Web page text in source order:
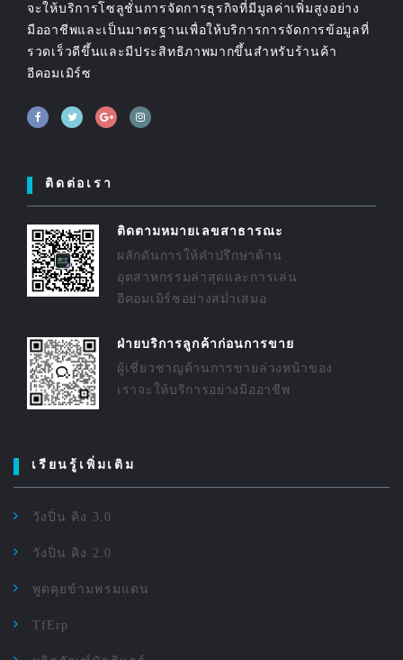
จะให้บริการโซลูชั่นการจัดการธุรกิจที่มีมูลค่าเพิ่มสูงอย่าง
มืออาชีพและเป็นมาตรฐานเพื่อให้บริการการจัดการข้อมูลที่
รวดเร็วดีขึ้นและมีประสิทธิภาพมากขึ้นสำหรับร้านค้า
อีคอมเมิร์ซ
ติดต่อเรา
ติดตามหมายเลขสาธารณะ
ผลักดันการให้คำปรึกษาด้าน
อุตสาหกรรมล่าสุดและการเล่น
อีคอมเมิร์ซอย่างสม่ำเสมอ
ฝ่ายบริการลูกค้าก่อนการขาย
ผู้เชี่ยวชาญด้านการขายล่วงหน้าของ
เราจะให้บริการอย่างมืออาชีพ
เรียนรู้เพิ่มเติม
วังปิ่น คิง 3.0
วังปิ่น คิง 2.0
พูดคุยข้ามพรมแดน
TfErp